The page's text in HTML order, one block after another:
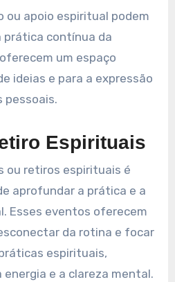
ou apoio espiritual podem
prática contínua da
um espaço
ideias e para a expressão
pessoais.
Espirituais
ou retiros espirituais é
aprofundar a prática e a
Esses eventos oferecem
da rotina e focar
espirituais,
energia e a clareza mental.